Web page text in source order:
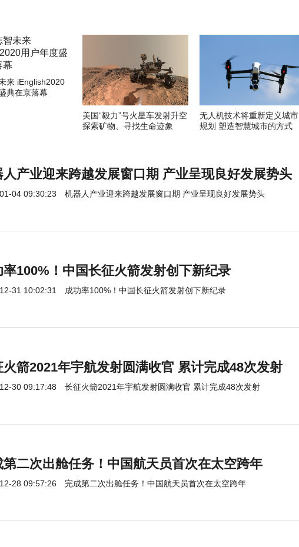
来 iEnglish2020
典在京落幕
美国“毅力”号火星车发射升空
探索矿物、寻找生命迹象
无人机技术将重新定义城市
规划 塑造智慧城市的方式
人产业迎来跨越发展窗口期 产业呈现良好发展势头
04 09:30:23 机器人产业迎来跨越发展窗口期 产业呈现良好发展势头
率100%！中国长征火箭发射创下新纪录
31 10:02:31 成功率100%！中国长征火箭发射创下新纪录
火箭2021年宇航发射圆满收官 累计完成48次发射
30 09:17:48 长征火箭2021年宇航发射圆满收官 累计完成48次发射
第二次出舱任务！中国航天员首次在太空跨年
28 09:57:26 完成第二次出舱任务！中国航天员首次在太空跨年